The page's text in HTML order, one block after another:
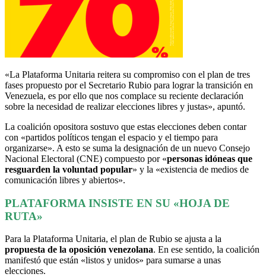
«La Plataforma Unitaria reitera su compromiso con el plan de tres
fases propuesto por el Secretario Rubio para lograr la transición en
Venezuela, es por ello que nos complace su reciente declaración
sobre la necesidad de realizar elecciones libres y justas», apuntó.
La coalición opositora sostuvo que estas elecciones deben contar
con «partidos políticos tengan el espacio y el tiempo para
organizarse». A esto se suma la designación de un nuevo Consejo
Nacional Electoral (CNE) compuesto por «personas idóneas que
resguarden la voluntad popular» y la «existencia de medios de
comunicación libres y abiertos».
PLATAFORMA INSISTE EN SU «HOJA DE
RUTA»
Para la Plataforma Unitaria, el plan de Rubio se ajusta a la
propuesta de la oposición venezolana. En ese sentido, la coalición
manifestó que están «listos y unidos» para sumarse a unas
elecciones.